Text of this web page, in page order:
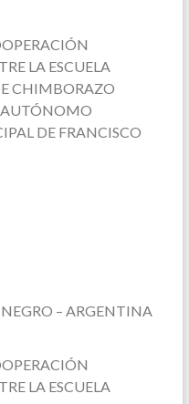
LA ESCUELA
CHIMBORAZO
AUTÓNOMO
DE FRANCISCO
– ARGENTINA
LA ESCUELA